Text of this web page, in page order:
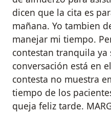
dicen que la cita es
mañana. Yo tambien
manejar mi tiempo.
contestan tranquila ya
conversación está en
contesta no muestra
tiempo de los
queja feliz tarde.